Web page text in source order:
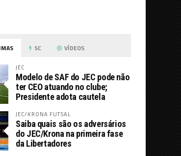
SC VÍDEOS
JEC
Modelo de SAF do JEC pode não
ter CEO atuando no clube;
Presidente adota cautela
JEC/KRONA FUTSAL
Saiba quais são os adversários
do JEC/Krona na primeira fase
da Libertadores